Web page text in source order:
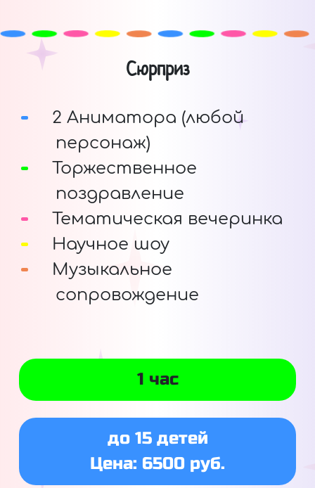
Сюрприз
2 Аниматора (любой
персонаж)
Торжественное
поздравление
Тематическая вечеринка
Научное шоу
Музыкальное
сопровождение
1 час
до 15 детей
Цена: 6500 руб.